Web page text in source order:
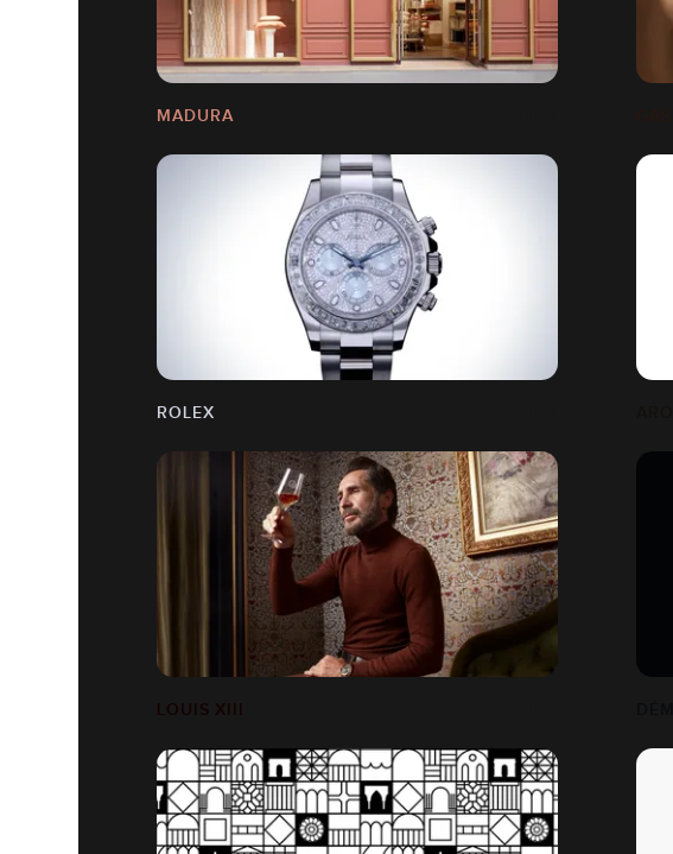
MADURA
ROLEX
LOUIS XIII